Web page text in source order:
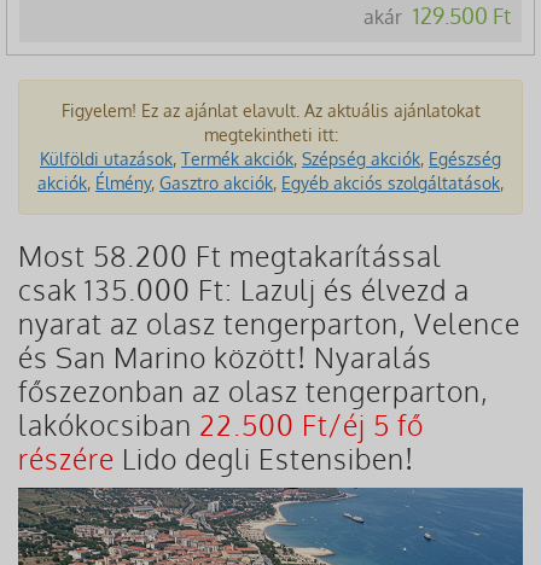
akár 129.500 Ft
Figyelem! Ez az ajánlat elavult. Az aktuális ajánlatokat
megtekintheti itt:
Külföldi utazások, Termék akciók, Szépség akciók, Egészség
akciók, Élmény, Gasztro akciók, Egyéb akciós szolgáltatások,
Most 58.200 Ft megtakarítással
csak 135.000 Ft: Lazulj és élvezd a
nyarat az olasz tengerparton, Velence
és San Marino között! Nyaralás
főszezonban az olasz tengerparton,
lakókocsiban 22.500 Ft/éj 5 fő
részére Lido degli Estensiben!